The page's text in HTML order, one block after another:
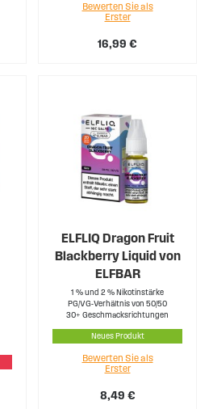
16,99 €
Bewerten Sie als
Erster
ELFLIQ Dragon Fruit
Blackberry Liquid von
ELFBAR
1 % und 2 % Nikotinstärke
PG/VG-Verhältnis von 50/50
30+ Geschmacksrichtungen
Neues Produkt
8,49 €
Bewerten Sie als
Erster